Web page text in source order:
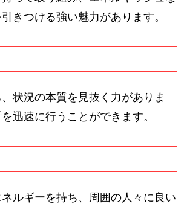
きつける強い魅力があります。
状況の本質を見抜く力がありま
迅速に行うことができます。
ルギーを持ち、周囲の人々に良い